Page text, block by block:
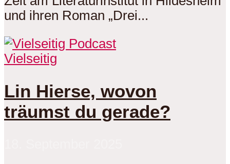
und ihren Roman „Drei...
Vielseitig
Lin Hierse, wovon
träumst du gerade?